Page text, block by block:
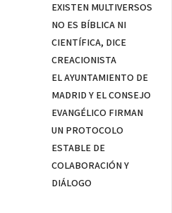
EXISTEN MULTIVERSOS
NO ES BÍBLICA NI
CIENTÍFICA, DICE
CREACIONISTA
EL AYUNTAMIENTO DE
MADRID Y EL CONSEJO
EVANGÉLICO FIRMAN
UN PROTOCOLO
ESTABLE DE
COLABORACIÓN Y
DIÁLOGO